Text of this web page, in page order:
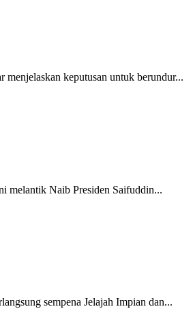
keputusan untuk berundur...
melantik Naib Presiden Saifuddin...
sempena Jelajah Impian dan...